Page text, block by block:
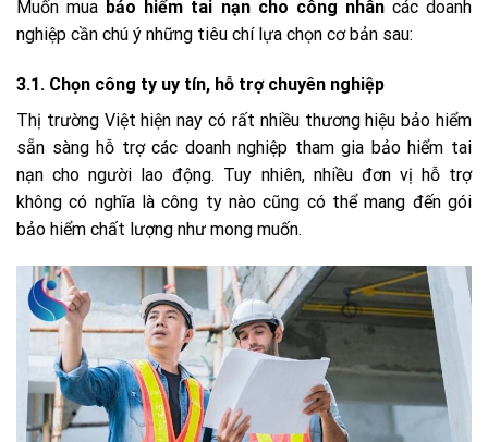
Muốn mua bảo hiểm tai nạn cho công nhâncác doanh
nghiệp cần chú ý những tiêu chí lựa chọn cơ bản sau:
3.1. Chọn công ty uy tín, hỗ trợ chuyên nghiệp
Thị trường Việt hiện nay có rất nhiều thương hiệu bảo hiểm
sẵn sàng hỗ trợ các doanh nghiệp tham gia bảo hiểm tai
nạn cho người lao động. Tuy nhiên, nhiều đơn vị hỗ trợ
không có nghĩa là công ty nào cũng có thể mang đến gói
bảo hiểm chất lượng như mong muốn.